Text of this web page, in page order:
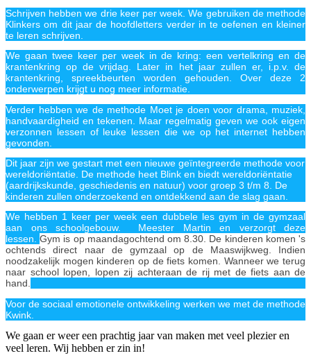
Schrijven hebben we drie keer per week. We gebruiken de methode
Klinkers om dit jaar de hoofdletters verder in te oefenen en kleiner
te leren schrijven.
We gaan twee keer per week in de kring: een vertelkring en de
krantenkring op de vrijdag. Later in het jaar zullen er, i.p.v. de
krantenkring, spreekbeurten worden gehouden. Over deze 2
onderwerpen krijgt u nog meer informatie.
Verder hebben we de methode Moet je doen voor drama, muziek,
handvaardigheid en tekenen. Maar regelmatig geven we ook eigen
verzonnen lessen of leuke lessen die we op het internet hebben
gevonden.
Dit jaar zijn we gestart met een nieuwe geïntegreerde methode voor
wereldoriëntatie. De methode heet Blink en biedt wereldoriëntatie
(aardrijkskunde, geschiedenis en natuur) voor groep 3 t/m 8. De
kinderen zullen onderzoekend en ontdekkend aan de slag gaan.
We hebben 1 keer per week een dubbele les gym in de gymzaal
aan ons schoolgebouw. Meester Martin en verzorgt deze
lessen.Gym is op maandagochtend om 8.30. De kinderen komen 's
ochtends direct naar de gymzaal op de Maaswijkweg. Indien
noodzakelijk mogen kinderen op de fiets komen. Wanneer we terug
naar school lopen, lopen zij achteraan de rij met de fiets aan de
hand.
Voor de sociaal emotionele ontwikkeling werken we met de methode
Kwink.
We gaan er weer een prachtig jaar van maken met veel plezier en
veel leren. Wij hebben er zin in!